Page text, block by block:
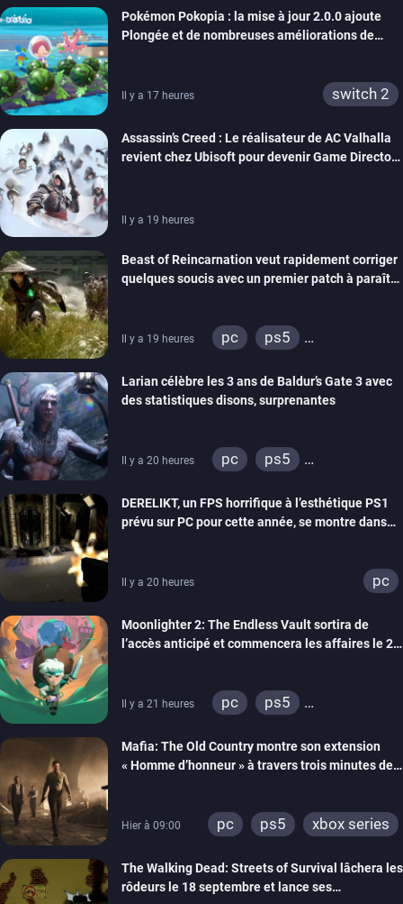
Pokémon Pokopia : la mise à jour 2.0.0 ajoute
Plongée et de nombreuses améliorations de
Il y a 17 heures switch 2
Assassin’s Creed : Le réalisateur de AC Valhalla
revient chez Ubisoft pour devenir Game Director
Il y a 19 heures
Beast of Reincarnation veut rapidement corriger
quelques soucis avec un premier patch à paraître
Il y a 19 heures pc
ps5
Larian célèbre les 3 ans de Baldur’s Gate 3 avec
des statistiques disons, surprenantes
Il y a 20 heures pc
ps5
DERELIKT, un FPS horrifique à l’esthétique PS1
prévu sur PC pour cette année, se montre dans
Il y a 20 heures pc
Moonlighter 2: The Endless Vault sortira de
l’accès anticipé et commencera les affaires le 2
Il y a 21 heures pc
ps5
Mafia: The Old Country montre son extension
« Homme d’honneur » à travers trois minutes de
Hier à 09:00 pc ps5 xbox series
The Walking Dead: Streets of Survival lâchera les
rôdeurs le 18 septembre et lance ses